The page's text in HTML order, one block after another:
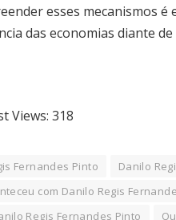
esses mecanismos
das economias diante
Views: 318
Fernandes Pinto
Danilo
com Danilo Regis
Regis Fernandes Pinto